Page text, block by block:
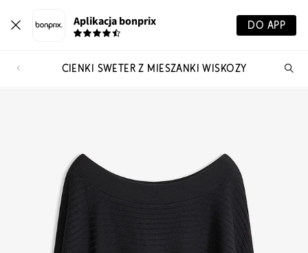
Aplikacja bonprix DO APP
CIENKI SWETER Z MIESZANKI WISKOZY